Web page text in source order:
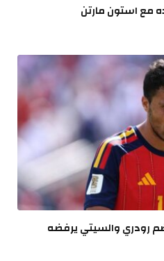
مع استون مارتن
رودري والسيتي يرفضه